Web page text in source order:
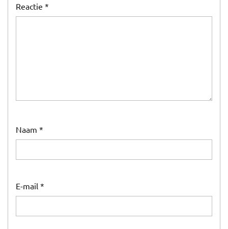
Reactie *
Naam *
E-mail *